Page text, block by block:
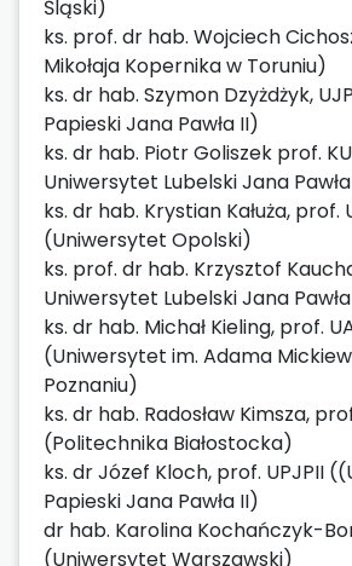
Śląski)
ks. prof. dr hab. Wojciech
Mikołaja Kopernika w Toruniu)
ks. dr hab. Szymon Dzyżdżyk,
Papieski Jana Pawła II)
ks. dr hab. Piotr Goliszek prof.
Uniwersytet Lubelski Jana
ks. dr hab. Krystian Kałuża, prof.
(Uniwersytet Opolski)
ks. prof. dr hab. Krzysztof
Uniwersytet Lubelski Jana
ks. dr hab. Michał Kieling, prof.
(Uniwersytet im. Adama
Poznaniu)
ks. dr hab. Radosław Kimsza,
(Politechnika Białostocka)
ks. dr Józef Kloch, prof. UPJPII
Papieski Jana Pawła II)
dr hab. Karolina Kochańczyk-
(Uniwersytet Warszawski)